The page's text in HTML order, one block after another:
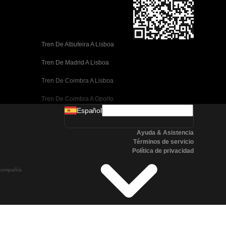
Tren De Albufeira A Lisboa
Tren De Madrid A Lisboa
Tren De Coimbra A Lisboa
Tren De Coimbra A Oporto
Tren De Valencia A Barcelona
Tren De Málaga A Madrid
Español
Ayuda & Asistencia
Términos de servicio
Política de privacidad